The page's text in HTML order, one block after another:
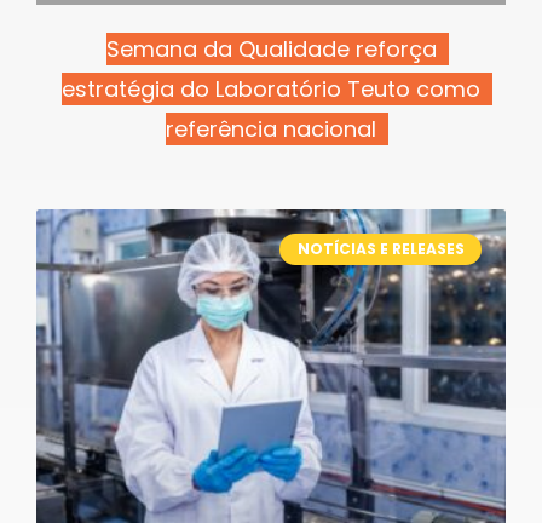
Semana da Qualidade reforça
estratégia do Laboratório Teuto como
referência nacional
NOTÍCIAS E RELEASES